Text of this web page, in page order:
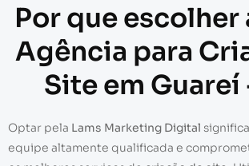
Por que escolher
Agência para
Site em Guareí
Optar pela Lams Marketing Digital
equipe altamente qualificada e